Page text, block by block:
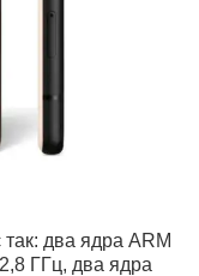
два ядра ARM
ГГц, два ядра